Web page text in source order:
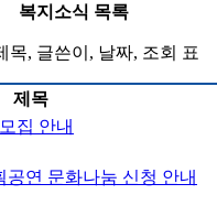
복지소식 목록
목, 글쓴이, 날짜, 조회 표
제목
집 안내
공연 문화나눔 신청 안내